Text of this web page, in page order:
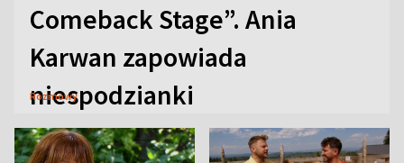
Comeback Stage”. Ania
Karwan zapowiada
niespodzianki
Rozmowy